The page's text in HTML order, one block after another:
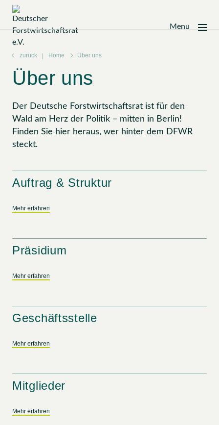
Zum
Inhalt
springen
Menu
zurück Home Über uns
Über uns
Der Deutsche Forstwirtschaftsrat ist für den
Wald am Herz der Politik – mitten in Berlin!
Finden Sie hier heraus, wer hinter dem DFWR
steckt.
Auftrag & Struktur
Mehr erfahren
Präsidium
Mehr erfahren
Geschäftsstelle
Mehr erfahren
Mitglieder
Mehr erfahren